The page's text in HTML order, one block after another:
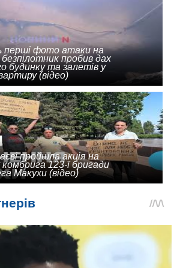
перші фото атаки на
пробив дах
будинку та залетів у
(відео)
пройшла акція на
123-ї бригади
Макухи (відео)